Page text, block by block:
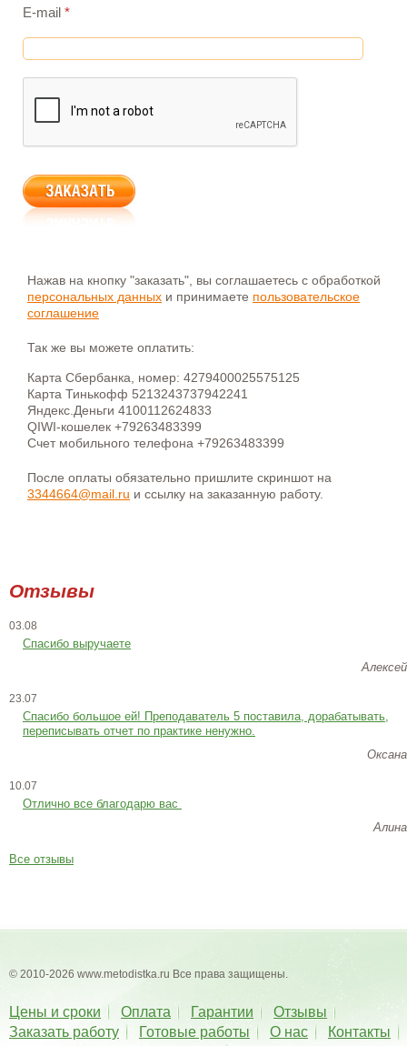
E-mail *
Нажав на кнопку "заказать", вы соглашаетесь с обработкой
персональных данных и принимаете пользовательское
соглашение
Так же вы можете оплатить:
Карта Сбербанка, номер: 4279400025575125
Карта Тинькофф 5213243737942241
Яндекс.Деньги 4100112624833
QIWI-кошелек +79263483399
Счет мобильного телефона +79263483399
После оплаты обязательно пришлите скриншот на
3344664@mail.ru и ссылку на заказанную работу.
Отзывы
03.08
Спасибо выручаете
Алексей
23.07
Cпасибо большое ей! Преподаватель 5 поставила, дорабатывать,
переписывать отчет по практике ненужно.
Оксана
10.07
Отлично все благодарю вас
Алина
Все отзывы
© 2010-2026 www.metodistka.ru Все права защищены.
Цены и сроки Оплата Гарантии
Отзывы
Заказать работу
Готовые работы О нас
Контакты